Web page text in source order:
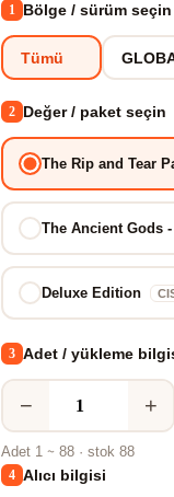
1 Bölge / sürüm seçin
Tümü
2 Değer / paket seçin
The Rip and Tear
The Ancient Gods
Deluxe Edition
3 Adet / yükleme
− +
Adet 1 ~ 88 · stok 88
4 Alıcı bilgisi